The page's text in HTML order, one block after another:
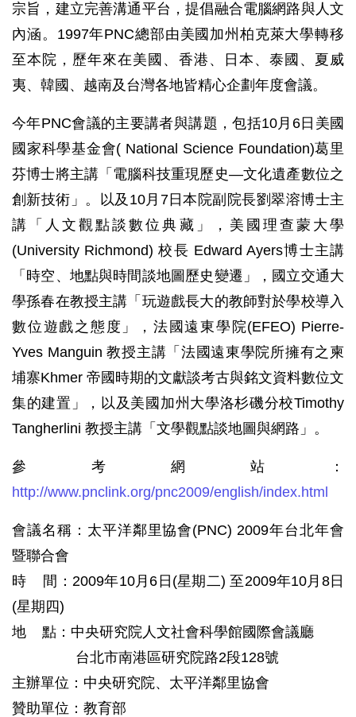
宗旨，建立完善溝通平台，提倡融合電腦網路與人文
內涵。1997年PNC總部由美國加州柏克萊大學轉移
至本院，歷年來在美國、香港、日本、泰國、夏威
夷、韓國、越南及台灣各地皆精心企劃年度會議。
今年PNC會議的主要講者與講題，包括10月6日美國
國家科學基金會( National Science Foundation)葛里
芬博士將主講「電腦科技重現歷史—文化遺產數位之
創新技術」。以及10月7日本院副院長劉翠溶博士主
講「人文觀點談數位典藏」，美國理查蒙大學
(University Richmond) 校長 Edward Ayers博士主講
「時空、地點與時間談地圖歷史變遷」，國立交通大
學孫春在教授主講「玩遊戲長大的教師對於學校導入
數位遊戲之態度」，法國遠東學院(EFEO) Pierre-
Yves Manguin 教授主講「法國遠東學院所擁有之柬
埔寨Khmer 帝國時期的文獻談考古與銘文資料數位文
集的建置」，以及美國加州大學洛杉磯分校Timothy
Tangherlini 教授主講「文學觀點談地圖與網路」。
參考網站：
http://www.pnclink.org/pnc2009/english/index.html
會議名稱：太平洋鄰里協會(PNC) 2009年台北年會
暨聯合會
時 間：2009年10月6日(星期二) 至2009年10月8日
(星期四)
地 點：中央研究院人文社會科學館國際會議廳
台北市南港區研究院路2段128號
主辦單位：中央研究院、太平洋鄰里協會
贊助單位：教育部